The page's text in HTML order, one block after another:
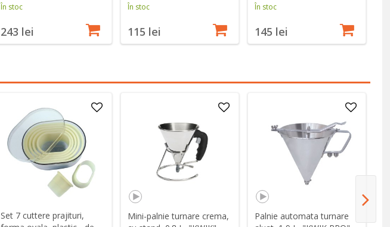
În stoc
243 lei
În stoc
115 lei
În stoc
145 lei
Set 7 cuttere prajituri,
Mini-palnie turnare crema,
Palnie automata turnare